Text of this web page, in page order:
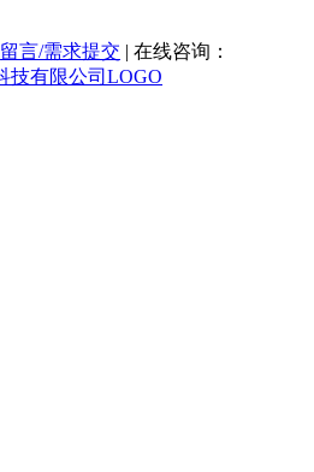
留言/需求提交 | 在线咨询：